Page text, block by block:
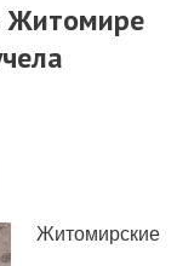
Житомире
Житомирские